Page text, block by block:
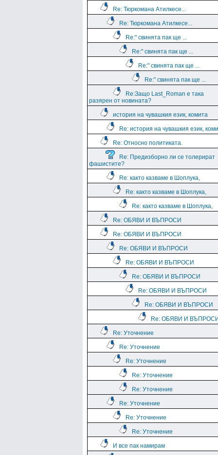
Re: Тюркомана Атилкесе...
Re: Тюркомана Атилкесе...
Re:" свинята пак ще ...
Re:" свинята пак ще ...
Re:" свинята пак ще ...
Re:" свинята пак ще ...
Re:Защо Last_Roman e така
разярен от новината?
история на чувашкия език, комита
Re: история на чувашкия език,
Re: Относно политиката.
Re: Предизборно ли се толерират
фашистите?
Re: както казваме в Шоплука,
Re: както казваме в Шоплука,
Re: както казваме в Шоплука,
Re: ОБЯВИ И ВЪПРОСИ
Re: ОБЯВИ И ВЪПРОСИ
Re: ОБЯВИ И ВЪПРОСИ
Re: ОБЯВИ И ВЪПРОСИ
Re: ОБЯВИ И ВЪПРОСИ
Re: ОБЯВИ И ВЪПРОСИ
Re: ОБЯВИ И ВЪПРОСИ
Re: ОБЯВИ И
Re: Уточнение
Re: Уточнение
Re: Уточнение
Re: Уточнение
Re: Уточнение
Re: Уточнение
Re: Уточнение
Re: Уточнение
И все пак намирам